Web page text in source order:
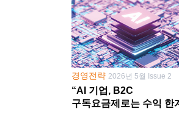
경영전략 2026년 5월 Issue 2
“AI 기업, B2C
구독요금제로는 수익 한